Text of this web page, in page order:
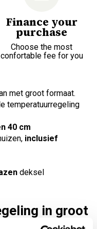
Finance your
purchase
Choose the most
confortable fee for you
met groot formaat.
temperatuurregeling
40 cm
inclusief
deksel
in groot